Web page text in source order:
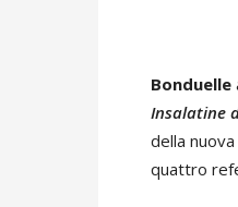
Bonduelle
Insalatine
della
quattro